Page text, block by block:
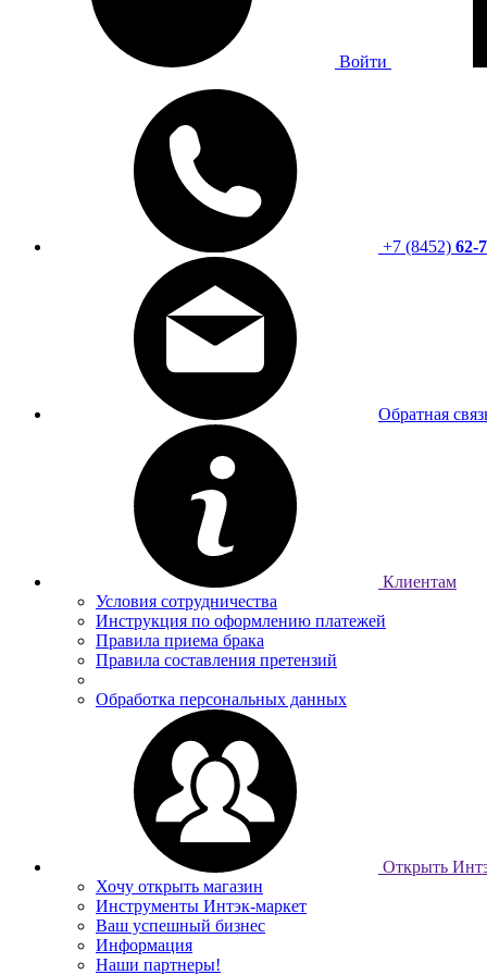
Войти
+7 (8452) 62-
Обратная
Клиентам
Условия сотрудничества
Инструкция по оформлению платежей
Правила приема брака
Правила составления претензий
Обработка персональных данных
Открыть
Хочу открыть магазин
Инструменты Интэк-маркет
Ваш успешный бизнес
Информация
Наши партнеры!